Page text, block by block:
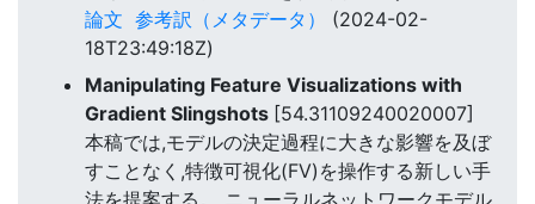
論文 参考訳（メタデータ）
(2024-02-
18T23:49:18Z)
Manipulating Feature Visualizations with
Gradient Slingshots [54.31109240020007]
本稿では,モデルの決定過程に大きな影響を及ぼ
すことなく,特徴可視化(FV)を操作する新しい手
法を提案する。 ニューラルネットワークモデル